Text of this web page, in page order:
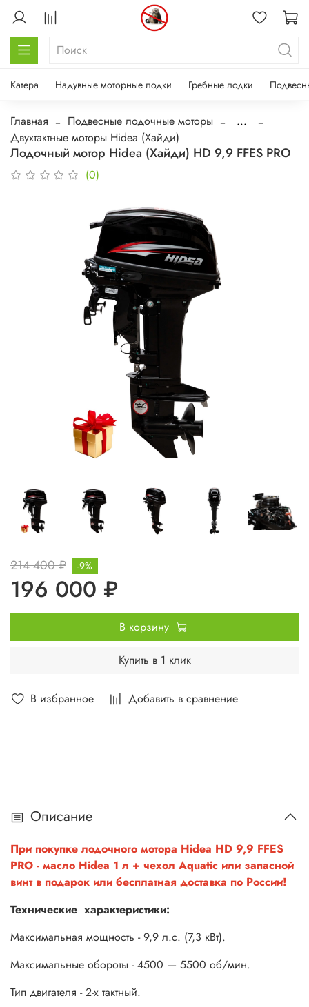
Катера Надувные моторные лодки Гребные лодки
Главная Подвесные лодочные моторы
...
Двухтактные моторы Hidea (Хайди)
Лодочный мотор Hidea (Хайди) HD 9,9 FFES PRO
(0)
В избранное Добавить в сравнение
214 400 ₽
196 000 ₽
-9%
В корзину
Купить в 1 клик
Описание
При покупке лодочного мотора Hidea HD 9,9 FFES
PRO - масло Hidea 1 л + чехол Aquatic или запасной
винт в подарок или бесплатная доставка по России!
Технические характеристики:
Максимальная мощность - 9,9 л.с. (7,3 кВт).
Максимальные обороты - 4500 — 5500 об/мин.
Тип двигателя - 2-х тактный.